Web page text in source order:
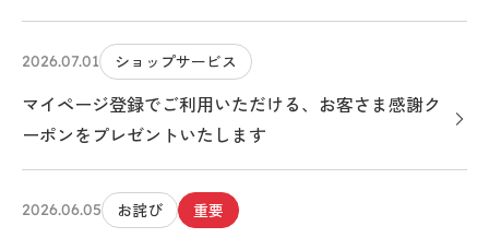
2026.07.01 ショップサービス
マイページ登録でご利用いただける、お客さま感謝ク
ーポンをプレゼントいたします
2026.06.05 お詫び 重要